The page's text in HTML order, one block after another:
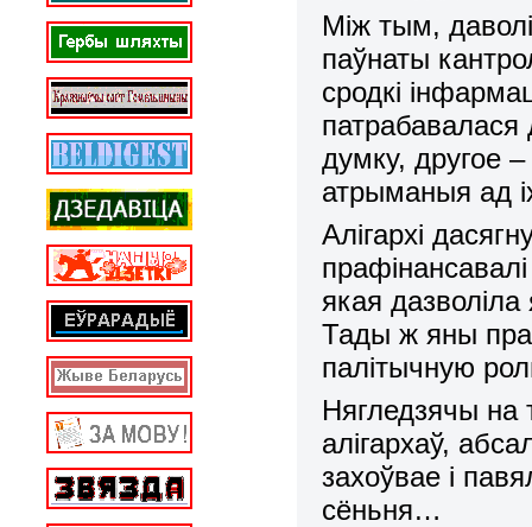
Між тым,
паўнаты
сродкі
патрабавалася
думку, другое
атрыманыя ад
Алігархі
якая дазволіла
Тады ж яны
палітычную
Нягледзячы на
алігархаў,
захоўвае і
сёньня…